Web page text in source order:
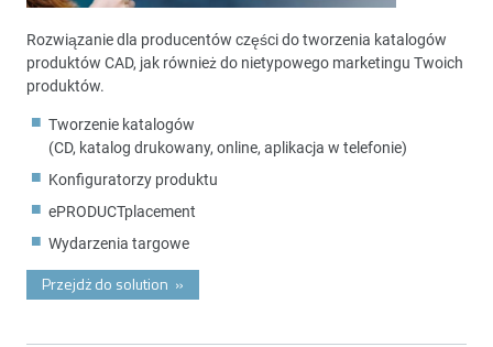
Rozwiązanie dla producentów części do tworzenia katalogów
produktów CAD, jak również do nietypowego marketingu Twoich
produktów.
Tworzenie katalogów
(CD, katalog drukowany, online, aplikacja w telefonie)
Konfiguratorzy produktu
ePRODUCTplacement
Wydarzenia targowe
Przejdż do solution »